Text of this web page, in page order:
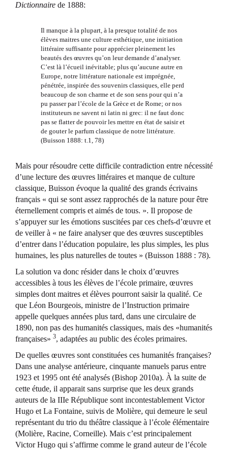
Dictionnaire de 1888:
Il manque à la plupart, à la presque totalité de nos
élèves maitres une culture esthétique, une initiation
littéraire suffisante pour apprécier pleinement les
beautés des œuvres qu’on leur demande d’analyser.
C’est là l’écueil inévitable; plus qu’aucune autre en
Europe, notre littérature nationale est imprégnée,
pénétrée, inspirée des souvenirs classiques, elle perd
beaucoup de son charme et de son sens pour qui n’a
pu passer par l’école de la Grèce et de Rome; or nos
instituteurs ne savent ni latin ni grec: il ne faut donc
pas se flatter de pouvoir les mettre en état de saisir et
de gouter le parfum classique de notre littérature.
(Buisson 1888: t.1, 78)
Mais pour résoudre cette difficile contradiction entre nécessité
d’une lecture des œuvres littéraires et manque de culture
classique, Buisson évoque la qualité des grands écrivains
français « qui se sont assez rapprochés de la nature pour être
éternellement compris et aimés de tous. ». Il propose de
s’appuyer sur les émotions suscitées par ces chefs-d’œuvre et
de veiller à « ne faire analyser que des œuvres susceptibles
d’entrer dans l’éducation populaire, les plus simples, les plus
humaines, les plus naturelles de toutes » (Buisson 1888 : 78).
La solution va donc résider dans le choix d’œuvres
accessibles à tous les élèves de l’école primaire, œuvres
simples dont maitres et élèves pourront saisir la qualité. Ce
que Léon Bourgeois, ministre de l’Instruction primaire
appelle quelques années plus tard, dans une circulaire de
1890, non pas des humanités classiques, mais des «humanités
françaises» 3, adaptées au public des écoles primaires.
De quelles œuvres sont constituées ces humanités françaises?
Dans une analyse antérieure, cinquante manuels parus entre
1923 et 1995 ont été analysés (Bishop 2010a). À la suite de
cette étude, il apparait sans surprise que les deux grands
auteurs de la IIIe République sont incontestablement Victor
Hugo et La Fontaine, suivis de Molière, qui demeure le seul
représentant du trio du théâtre classique à l’école élémentaire
(Molière, Racine, Corneille). Mais c’est principalement
Victor Hugo qui s’affirme comme le grand auteur de l’école